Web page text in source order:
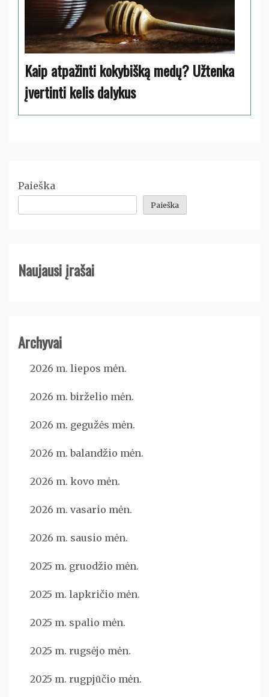
Kaip atpažinti kokybišką medų? Užtenka
įvertinti kelis dalykus
Paieška
Paieška
Naujausi įrašai
Archyvai
2026 m. liepos mėn.
2026 m. birželio mėn.
2026 m. gegužės mėn.
2026 m. balandžio mėn.
2026 m. kovo mėn.
2026 m. vasario mėn.
2026 m. sausio mėn.
2025 m. gruodžio mėn.
2025 m. lapkričio mėn.
2025 m. spalio mėn.
2025 m. rugsėjo mėn.
2025 m. rugpjūčio mėn.